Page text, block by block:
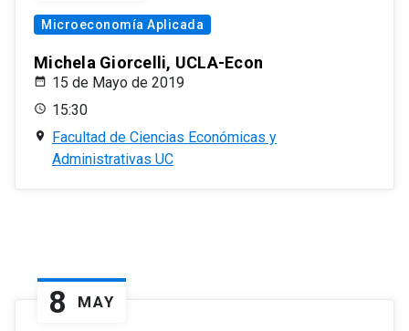
Microeconomía Aplicada
Michela Giorcelli, UCLA-Econ
15 de Mayo de 2019
15:30
Facultad de Ciencias Económicas y
Administrativas UC
8 MAY